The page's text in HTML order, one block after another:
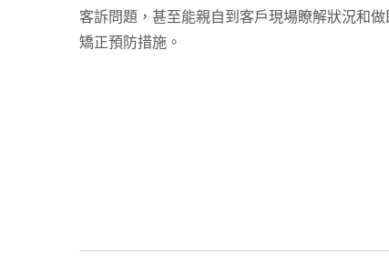
客訴問題，甚至能親自到客戶現場瞭解狀況和
矯正預防措施。